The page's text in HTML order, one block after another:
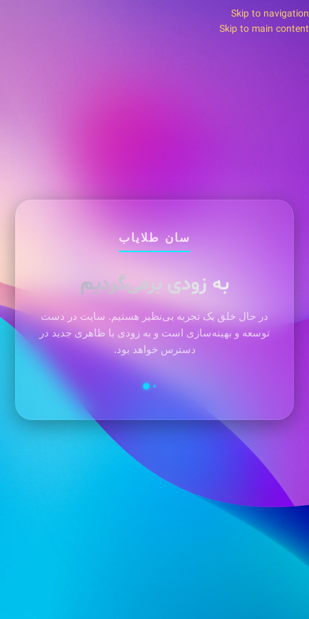
Skip to navigation
Skip to main content
سان طلایاب
به زودی برمی‌گردیم
در حال خلق یک تجربه بی‌نظیر هستیم. سایت در دست
توسعه و بهینه‌سازی است و به زودی با ظاهری جدید در
دسترس خواهد بود.